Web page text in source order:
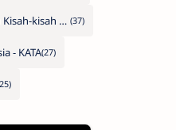
11.Buku Menulis Kelindan Kisah-kisah Nyata
- KATA